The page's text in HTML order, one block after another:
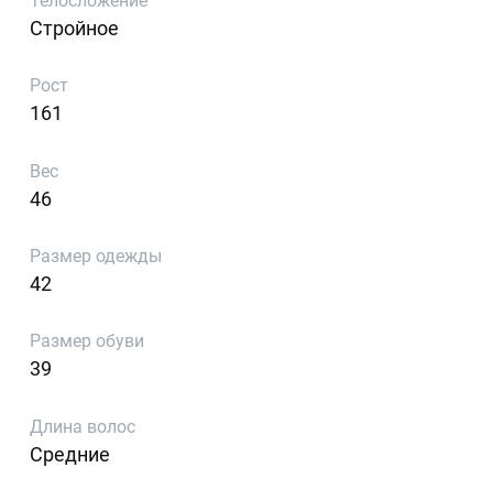
Стройное
Рост
161
Вес
46
Размер одежды
42
Размер обуви
39
Длина волос
Средние